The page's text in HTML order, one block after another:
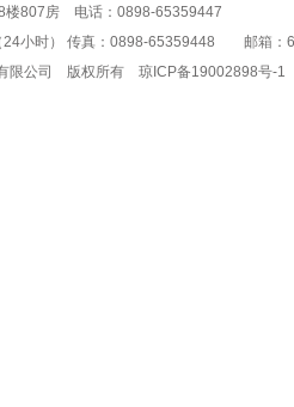
楼807房 电话：0898-65359447
小时） 传真：0898-65359448
邮箱：
限公司 版权所有 琼ICP备19002898号-1